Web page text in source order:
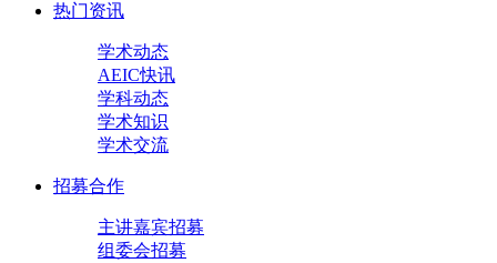
热门资讯
学术动态
AEIC快讯
学科动态
学术知识
学术交流
招募合作
主讲嘉宾招募
组委会招募